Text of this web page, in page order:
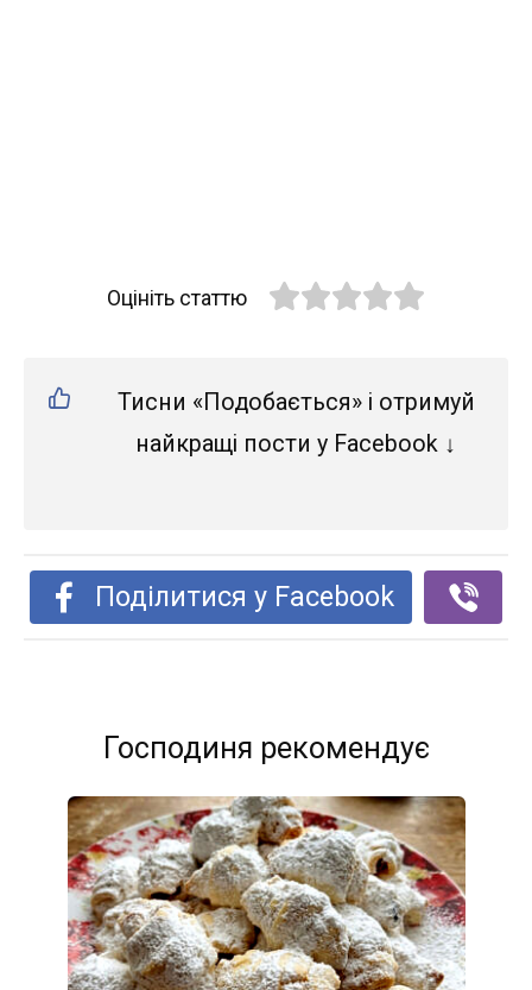
Оцініть статтю
Тисни «Подобається» і отримуй
найкращі пости у Facebook ↓
Поділитися у Facebook
Господиня рекомендує